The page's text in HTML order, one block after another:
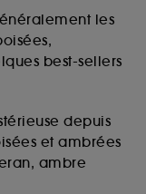
les
best-sellers
depuis
et ambrées
ambre